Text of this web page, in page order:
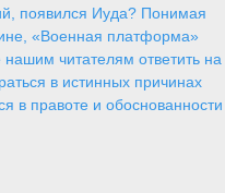
появился Иуда? Понимая
«Военная платформа»
читателям ответить на
в истинных причинах
в правоте и обоснованности